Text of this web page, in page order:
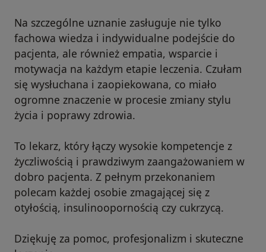
Na szczególne uznanie zasługuje nie tylko
fachowa wiedza i indywidualne podejście do
pacjenta, ale również empatia, wsparcie i
motywacja na każdym etapie leczenia. Czułam
się wysłuchana i zaopiekowana, co miało
ogromne znaczenie w procesie zmiany stylu
życia i poprawy zdrowia.
To lekarz, który łączy wysokie kompetencje z
życzliwością i prawdziwym zaangażowaniem w
dobro pacjenta. Z pełnym przekonaniem
polecam każdej osobie zmagającej się z
otyłością, insulinoopornością czy cukrzycą.
Dziękuję za pomoc, profesjonalizm i skuteczne